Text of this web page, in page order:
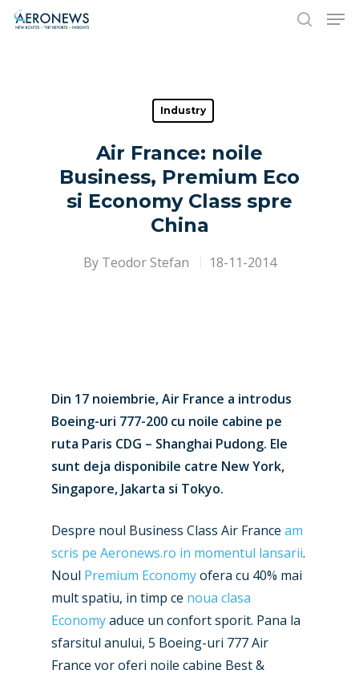
Hit enter to search or ESC to close
Industry
Air France: noile
Business, Premium Eco
si Economy Class spre
China
By Teodor Stefan 18-11-2014
Din 17 noiembrie, Air France a introdus
Boeing-uri 777-200 cu noile cabine pe
ruta Paris CDG – Shanghai Pudong. Ele
sunt deja disponibile catre New York,
Singapore, Jakarta si Tokyo.
Despre noul Business Class Air France am
scris pe Aeronews.ro in momentul lansarii.
Noul Premium Economyofera cu 40% mai
mult spatiu, in timp ce noua clasa
Economyaduce un confort sporit. Pana la
sfarsitul anului, 5 Boeing-uri 777 Air
France vor oferi noile cabine Best &